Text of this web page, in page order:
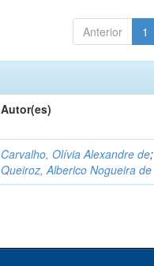
Anterior 1
Autor(es)
Carvalho, Olívia Alexandre de;
Queiroz, Alberico Nogueira de